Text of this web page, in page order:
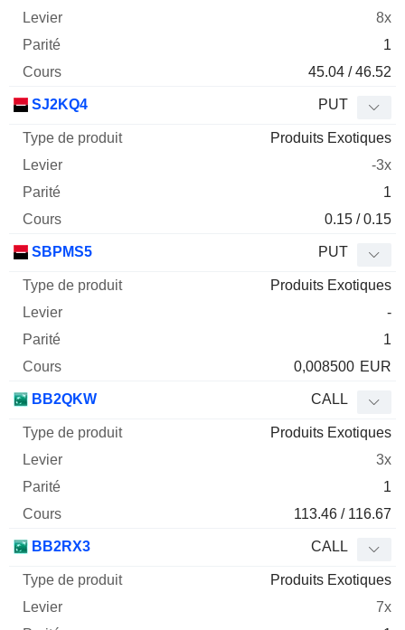
8x
1
45.04 / 46.52
SJ2KQ4 PUT
Produits Exotiques
-3x
1
0.15 / 0.15
SBPMS5 PUT
Produits Exotiques
-
1
0,008500 EUR
BB2QKW CALL
Produits Exotiques
3x
1
113.46 / 116.67
BB2RX3 CALL
Produits Exotiques
7x